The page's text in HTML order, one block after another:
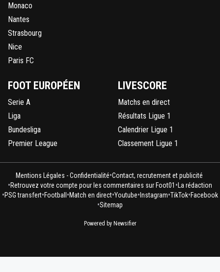
Monaco
Nantes
Strasbourg
Nice
Paris FC
FOOT EUROPÉEN
Serie A
Liga
Bundesliga
Premier League
LIVESCORE
Matchs en direct
Résultats Ligue 1
Calendrier Ligue 1
Classement Ligue 1
Mentions Légales - Confidentialité•Contact, recrutement et publicité
•Retrouvez votre compte pour les commentaires sur Foot01 • La rédaction
•PSG transfert•Football •Match en direct•Youtube• Instagram•TikTok•Facebook
•Sitemap
Powered by Newsifier